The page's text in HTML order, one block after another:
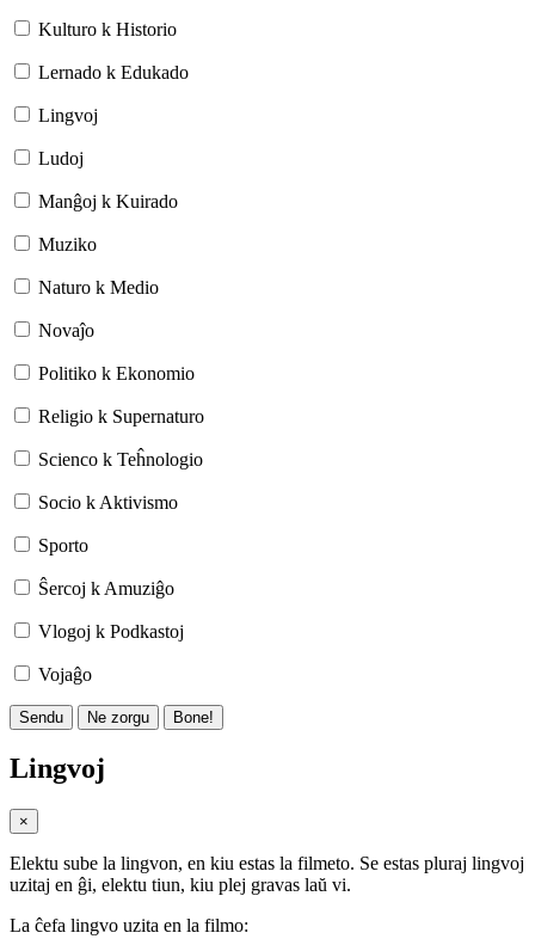
Kulturo k Historio
Lernado k Edukado
Lingvoj
Ludoj
Manĝoj k Kuirado
Muziko
Naturo k Medio
Novaĵo
Politiko k Ekonomio
Religio k Supernaturo
Scienco k Teĥnologio
Socio k Aktivismo
Sporto
Ŝercoj k Amuziĝo
Vlogoj k Podkastoj
Vojaĝo
Sendu Ne zorgu Bone!
Lingvoj
×
Elektu sube la lingvon, en kiu estas la filmeto. Se estas pluraj lingvoj
uzitaj en ĝi, elektu tiun, kiu plej gravas laŭ vi.
La ĉefa lingvo uzita en la filmo: